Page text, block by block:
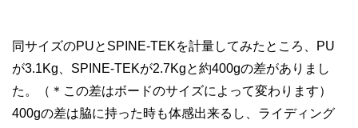
同サイズのPUとSPINE-TEKを計量してみたところ、PU
が3.1Kg、SPINE-TEKが2.7Kgと約400gの差がありまし
た。（＊この差はボードのサイズによって変わります）
400gの差は脇に持った時も体感出来るし、ライディング